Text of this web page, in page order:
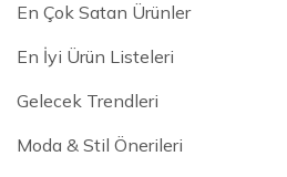
En Çok Satan Ürünler
En İyi Ürün Listeleri
Gelecek Trendleri
Moda & Stil Önerileri